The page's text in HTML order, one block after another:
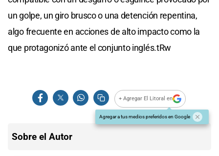
un golpe, un giro brusco o una detención repentina,
algo frecuente en acciones de alto impacto como la
que protagonizó ante el conjunto inglés.tRw
+ Agregar El Litoral en
Agregar a tus medios preferidos en Google
Sobre el Autor